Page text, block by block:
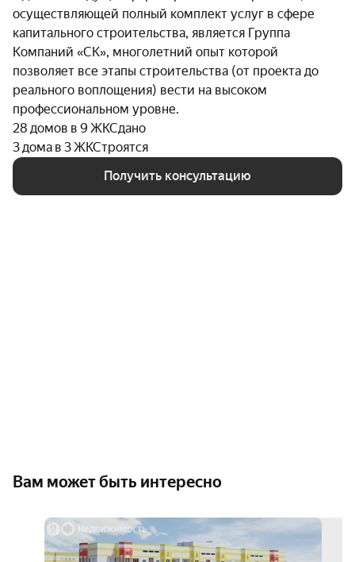
осуществляющей полный комплект услуг в сфере
капитального строительства, является Группа
Компаний «СК», многолетний опыт которой
позволяет все этапы строительства (от проекта до
реального воплощения) вести на высоком
профессиональном уровне.
28 домов в 9 ЖКСдано
3 дома в 3 ЖКСтроятся
Получить консультацию
Вам может быть интересно